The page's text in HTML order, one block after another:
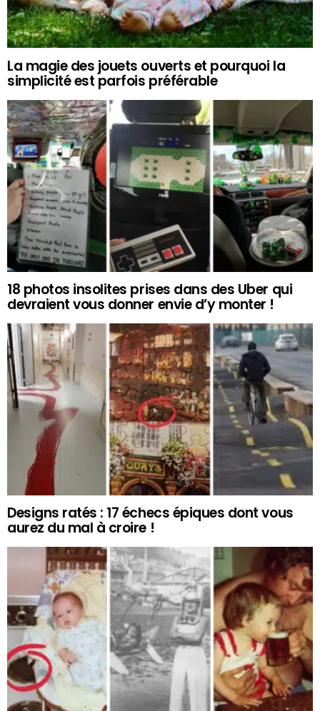
La magie des jouets ouverts et pourquoi la
simplicité est parfois préférable
18 photos insolites prises dans des Uber qui
devraient vous donner envie d’y monter !
Designs ratés : 17 échecs épiques dont vous
aurez du mal à croire !